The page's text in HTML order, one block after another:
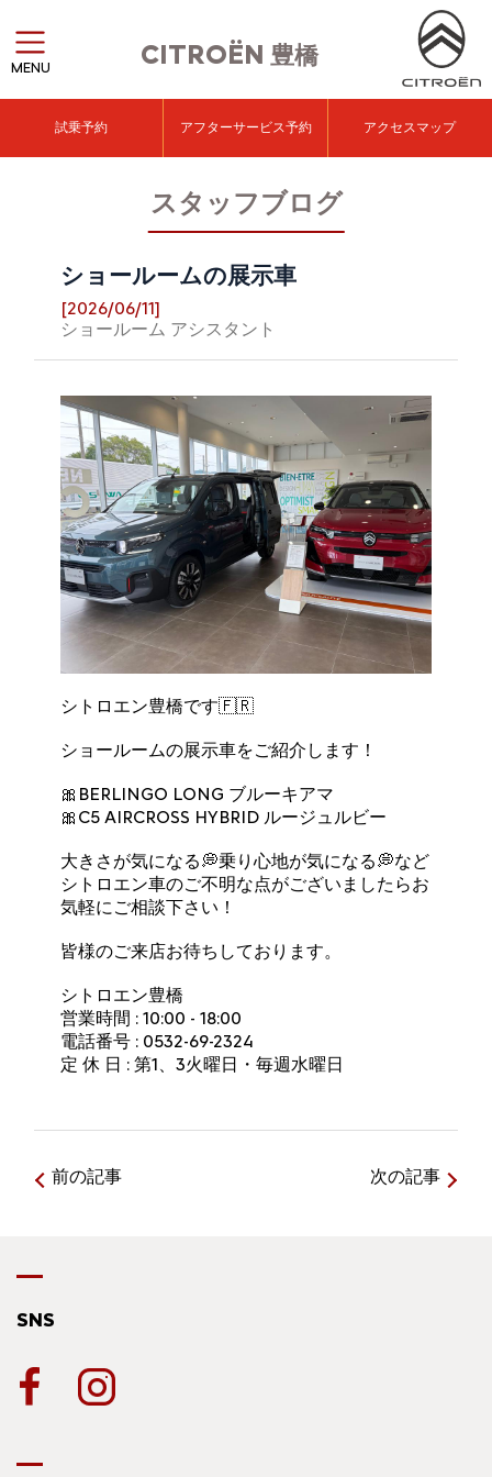
CITROËN 豊橋
MENU
試乗予約 アフターサービス予約 アクセスマップ
スタッフブログ
ショールームの展示車
[2026/06/11]
ショールーム アシスタント
シトロエン豊橋です🇫🇷
ショールームの展示車をご紹介します！
🎀BERLINGO LONG ブルーキアマ
🎀C5 AIRCROSS HYBRID ルージュルビー
大きさが気になる💭乗り心地が気になる💭など
シトロエン車のご不明な点がございましたらお
気軽にご相談下さい！
皆様のご来店お待ちしております。
シトロエン豊橋
営業時間 : 10:00 - 18:00
電話番号 : 0532-69-2324
定 休 日 : 第1、3火曜日・毎週水曜日
前の記事 次の記事
SNS